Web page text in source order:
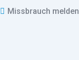
Missbrauch melden